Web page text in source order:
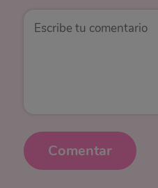
Comentar